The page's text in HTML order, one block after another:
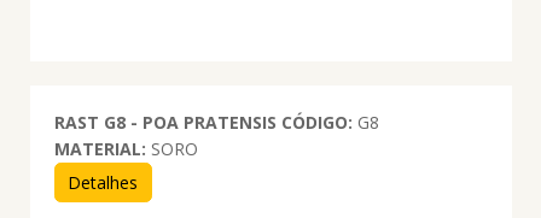
RAST G8 - POA PRATENSIS CÓDIGO: G8
MATERIAL: SORO
Detalhes